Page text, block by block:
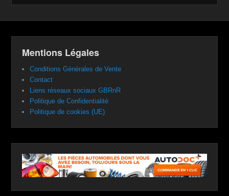
Mentions Légales
Conditions Générales de Vente
Contact
Liens réseaux sociaux GBRnR
Politique de Confidentialité
Politique de cookies (UE)